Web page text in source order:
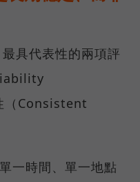
具代表性的兩項評
（Consistent
一時間、單一地點